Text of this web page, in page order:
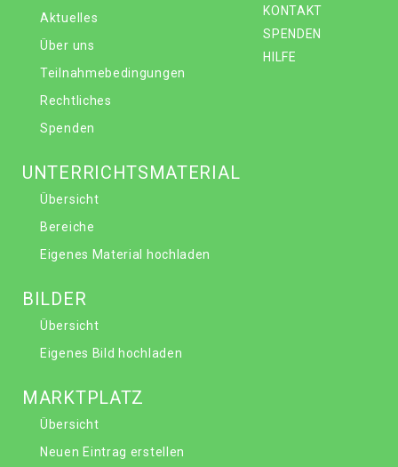
KONTAKT
SPENDEN
HILFE
Aktuelles
Über uns
Teilnahmebedingungen
Rechtliches
Spenden
UNTERRICHTSMATERIAL
Übersicht
Bereiche
Eigenes Material hochladen
BILDER
Übersicht
Eigenes Bild hochladen
MARKTPLATZ
Übersicht
Neuen Eintrag erstellen